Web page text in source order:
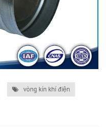
vòng kín khí điện